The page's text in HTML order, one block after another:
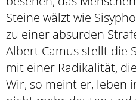
Steine wälzt wie
zu einer absurden
Albert Camus stellt die
mit einer Radikalität,
Wir, so meint er, leben